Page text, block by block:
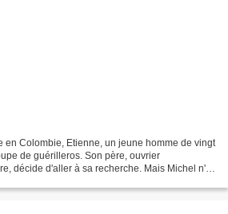
en Colombie, Etienne, un jeune homme de vingt
de guérilleros. Son père, ouvrier
décide d'aller à sa recherche. Mais Michel n'a